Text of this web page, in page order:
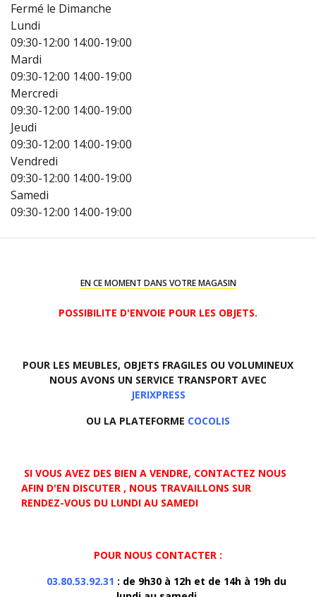
Fermé le Dimanche
Lundi
09:30-12:00 14:00-19:00
Mardi
09:30-12:00 14:00-19:00
Mercredi
09:30-12:00 14:00-19:00
Jeudi
09:30-12:00 14:00-19:00
Vendredi
09:30-12:00 14:00-19:00
Samedi
09:30-12:00 14:00-19:00
EN CE MOMENT DANS VOTRE MAGASIN
POSSIBILITE D'ENVOIE POUR LES OBJETS.
POUR LES MEUBLES, OBJETS FRAGILES OU VOLUMINEUX
NOUS AVONS UN SERVICE TRANSPORT AVEC
JERIXPRESS
OU LA PLATEFORME COCOLIS
SI VOUS AVEZ DES BIEN A VENDRE, CONTACTEZ NOUS
AFIN D'EN DISCUTER , NOUS TRAVAILLONS SUR
RENDEZ-VOUS DU LUNDI AU SAMEDI
POUR NOUS CONTACTER :
03.80.53.92.31 : de 9h30 à 12h et de 14h à 19h du